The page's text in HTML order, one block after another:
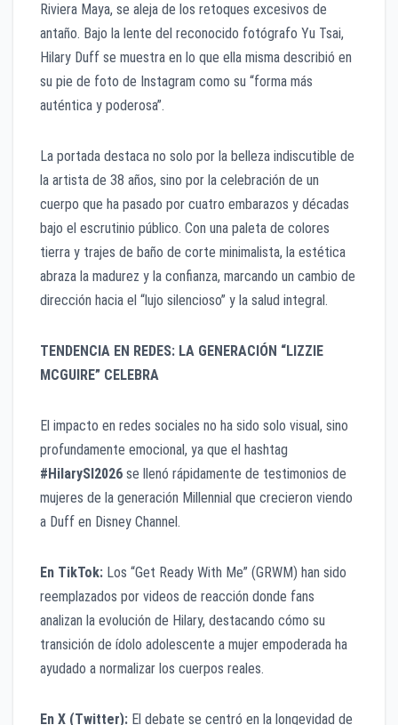
Riviera Maya, se aleja de los retoques excesivos de
antaño. Bajo la lente del reconocido fotógrafo Yu Tsai,
Hilary Duff se muestra en lo que ella misma describió en
su pie de foto de Instagram como su “forma más
auténtica y poderosa”.
La portada destaca no solo por la belleza indiscutible de
la artista de 38 años, sino por la celebración de un
cuerpo que ha pasado por cuatro embarazos y décadas
bajo el escrutinio público. Con una paleta de colores
tierra y trajes de baño de corte minimalista, la estética
abraza la madurez y la confianza, marcando un cambio de
dirección hacia el “lujo silencioso” y la salud integral.
TENDENCIA EN REDES: LA GENERACIÓN “LIZZIE
MCGUIRE” CELEBRA
El impacto en redes sociales no ha sido solo visual, sino
profundamente emocional, ya que el hashtag
#HilarySI2026 se llenó rápidamente de testimonios de
mujeres de la generación Millennial que crecieron viendo
a Duff en Disney Channel.
En TikTok: Los “Get Ready With Me” (GRWM) han sido
reemplazados por videos de reacción donde fans
analizan la evolución de Hilary, destacando cómo su
transición de ídolo adolescente a mujer empoderada ha
ayudado a normalizar los cuerpos reales.
En X (Twitter): El debate se centró en la longevidad de